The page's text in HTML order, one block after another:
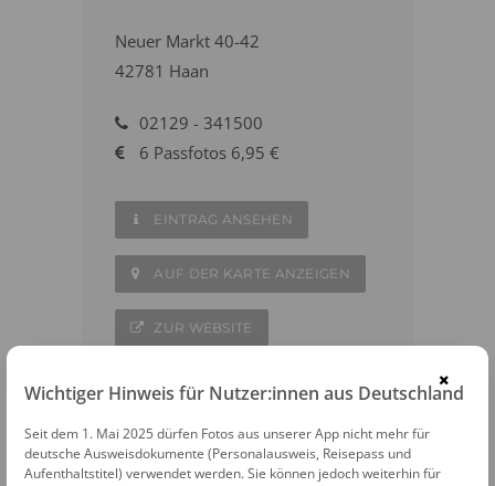
Neuer Markt 40-42
42781 Haan
02129 - 341500
6 Passfotos 6,95 €
EINTRAG ANSEHEN
AUF DER KARTE ANZEIGEN
ZUR WEBSITE
WEITERE FOTOAUTOMATEN IN DER
×
Wichtiger Hinweis für Nutzer:innen aus Deutschland
Seit dem 1. Mai 2025 dürfen Fotos aus unserer App nicht mehr für
deutsche Ausweisdokumente (Personalausweis, Reisepass und
Aufenthaltstitel) verwendet werden. Sie können jedoch weiterhin für